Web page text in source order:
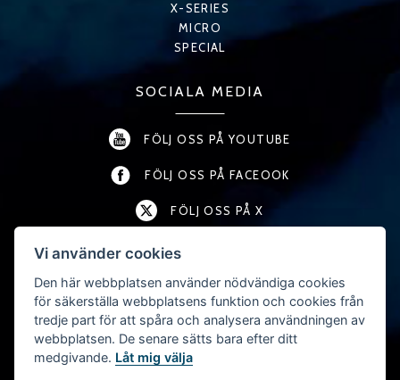
X-SERIES
MICRO
SPECIAL
SOCIALA MEDIA
FÖLJ OSS PÅ YOUTUBE
FÖLJ OSS PÅ FACEOOK
FÖLJ OSS PÅ X
FÖLJ OSS PÅ LINKEDIN
FÖLJ OSS PÅ INSTAGRAM
KONTAKT
Vi använder cookies
Den här webbplatsen använder nödvändiga cookies
för säkerställa webbplatsens funktion och cookies från
tredje part för att spåra och analysera användningen av
webbplatsen. De senare sätts bara efter ditt
medgivande. Låt mig välja